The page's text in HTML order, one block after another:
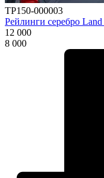
TP150-000003
Рейлинги серебро
12 000
8 000